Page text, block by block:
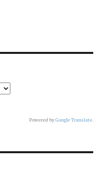
Powered byGoogle Translate.